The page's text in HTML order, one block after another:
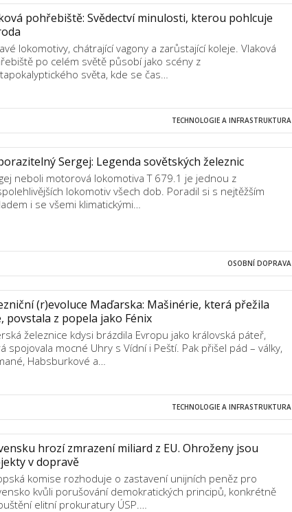
pohřebiště: Svědectví minulosti, kterou pohlcuje
lokomotivy, chátrající vagony a zarůstající koleje. Vlaková
po celém světě působí jako scény z
světa, kde se čas…
TECHNOLOGIE A INFRASTRUKTURA
Sergej: Legenda sovětských železnic
neboli motorová lokomotiva T 679.1 je jednou z
lokomotiv všech dob. Poradil si s nejtěžším
i se všemi klimatickými…
OSOBNÍ DOPRAVA
(r)evoluce Maďarska: Mašinérie, která přežila
povstala z popela jako Fénix
železnice kdysi brázdila Evropu jako královská páteř,
spojovala mocné Uhry s Vídní i Peští. Pak přišel pád – války,
Habsburkové a…
TECHNOLOGIE A INFRASTRUKTURA
hrozí zmrazení miliard z EU. Ohroženy jsou
v dopravě
komise rozhoduje o zastavení unijních peněz pro
kvůli porušování demokratických principů, konkrétně
elitní prokuratury ÚSP.…